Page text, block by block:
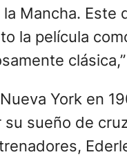
Mancha. Este
la película
York en
su sueño de